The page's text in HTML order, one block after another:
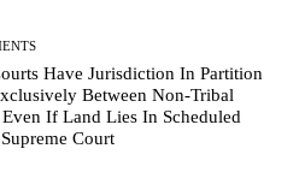
Have Jurisdiction In Partition
Between Non-Tribal
Even If Land Lies In Scheduled
Court